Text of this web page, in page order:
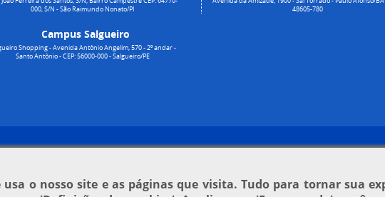
000, S/N - São Raimundo Nonato/PI
Campus Salgueiro
Shopping - Avenida Antônio Angelim, 570 - 2º andar -
Santo Antônio - CEP: 56000-000 - Salgueiro/PE
48605-780
o nosso site e as páginas que visita. Tudo para tornar sua